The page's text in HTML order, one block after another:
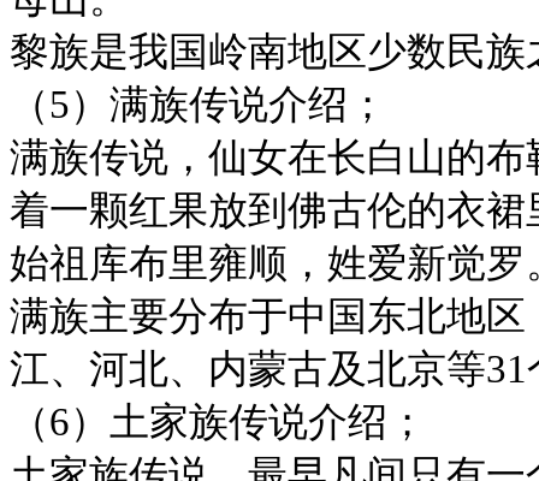
黎族是我国岭南地区少数民
（5）满族传说介绍；
满族传说，仙女在长白山的
着一颗红果放到佛古伦的衣
始祖库布里雍顺，姓爱新觉罗
满族主要分布于中国东北地
江、河北、内蒙古及北京等
（6）土家族传说介绍；